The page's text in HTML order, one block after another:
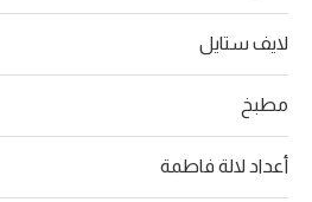
لايف ستايل
مطبخ
أعداد لالة فاطمة